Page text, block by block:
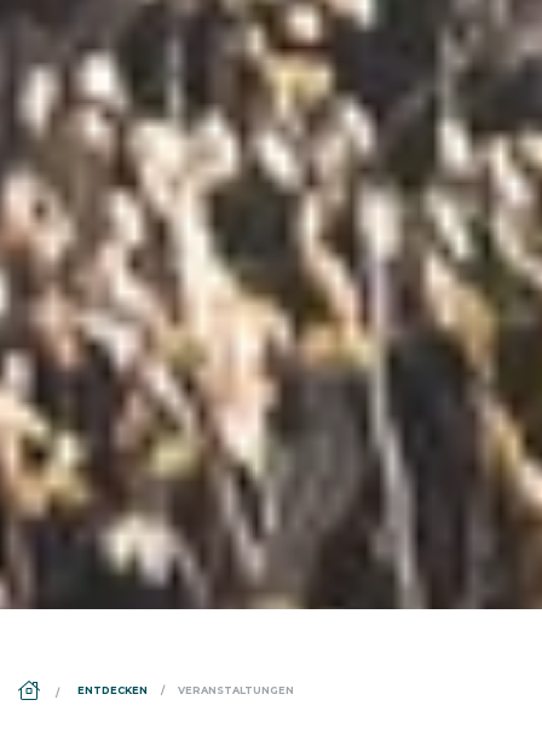
DS_BREADCRUMB.HOME
ENTDECKEN VERANSTALTUNGEN